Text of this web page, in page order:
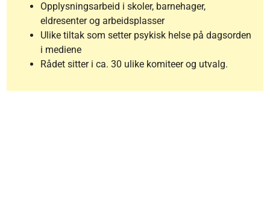
Opplysningsarbeid i skoler, barnehager,
eldresenter og arbeidsplasser
Ulike tiltak som setter psykisk helse på dagsorden
i mediene
Rådet sitter i ca. 30 ulike komiteer og utvalg.